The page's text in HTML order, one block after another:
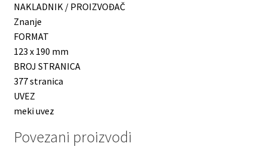
NAKLADNIK / PROIZVOĐAČ
Znanje
FORMAT
123 x 190 mm
BROJ STRANICA
377 stranica
UVEZ
meki uvez
Povezani proizvodi